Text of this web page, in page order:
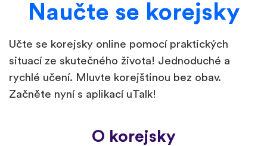
Naučte se korejsky
Učte se korejsky online pomocí praktických
situací ze skutečného života! Jednoduché a
rychlé učení. Mluvte korejštinou bez obav.
Začněte nyní s aplikací uTalk!
O korejsky